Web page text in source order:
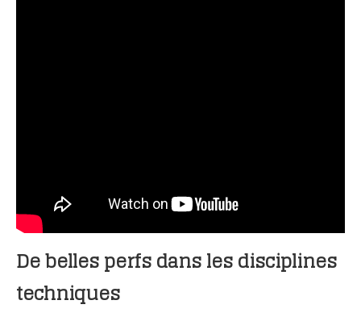
De belles perfs dans les disciplines
techniques